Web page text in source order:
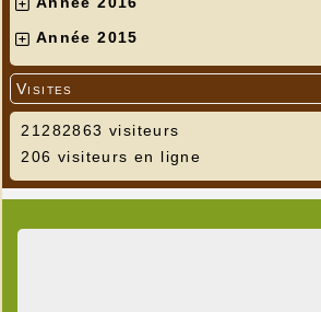
Année 2015
Visites
21282863 visiteurs
206 visiteurs en ligne